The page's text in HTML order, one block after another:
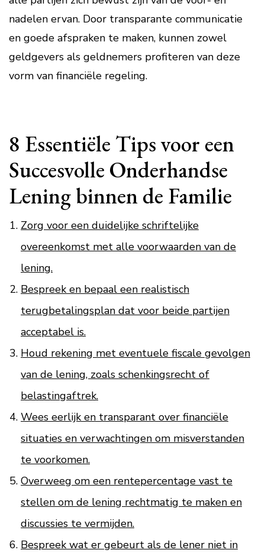
nadelen ervan. Door transparante communicatie
en goede afspraken te maken, kunnen zowel
geldgevers als geldnemers profiteren van deze
vorm van financiële regeling.
8 Essentiële Tips voor een
Succesvolle Onderhandse
Lening binnen de Familie
Zorg voor een duidelijke schriftelijke
overeenkomst met alle voorwaarden van de
lening.
Bespreek en bepaal een realistisch
terugbetalingsplan dat voor beide partijen
acceptabel is.
Houd rekening met eventuele fiscale gevolgen
van de lening, zoals schenkingsrecht of
belastingaftrek.
Wees eerlijk en transparant over financiële
situaties en verwachtingen om misverstanden
te voorkomen.
Overweeg om een rentepercentage vast te
stellen om de lening rechtmatig te maken en
discussies te vermijden.
Bespreek wat er gebeurt als de lener niet in